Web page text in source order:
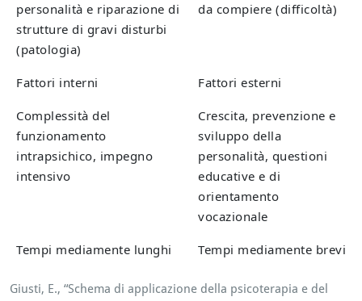
personalità e riparazione di
strutture di gravi disturbi
(patologia)
da compiere (difficoltà)
Fattori interni Fattori esterni
Complessità del
funzionamento
intrapsichico, impegno
intensivo
Crescita, prevenzione e
sviluppo della
personalità, questioni
educative e di
orientamento
vocazionale
Tempi mediamente lunghi Tempi mediamente brevi
Giusti, E., “Schema di applicazione della psicoterapia e del